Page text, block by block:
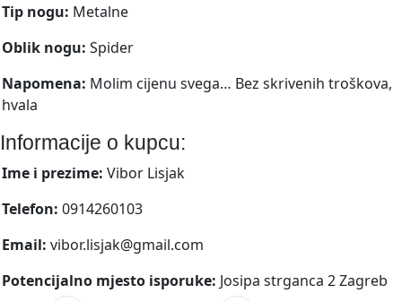
Tip nogu: Metalne
Oblik nogu: Spider
Napomena: Molim cijenu svega… Bez skrivenih troškova,
hvala
Informacije o kupcu:
Ime i prezime: Vibor Lisjak
Telefon: 0914260103
Email: vibor.lisjak@gmail.com
Potencijalno mjesto isporuke: Josipa strganca 2 Zagreb